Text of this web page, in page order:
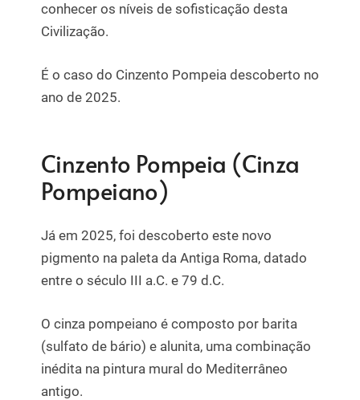
conhecer os níveis de sofisticação desta
Civilização.
É o caso do Cinzento Pompeia descoberto no
ano de 2025.
Cinzento Pompeia (Cinza
Pompeiano)
Já em 2025, foi descoberto este novo
pigmento na paleta da Antiga Roma, datado
entre o século III a.C. e 79 d.C.
O cinza pompeiano é composto por barita
(sulfato de bário) e alunita, uma combinação
inédita na pintura mural do Mediterrâneo
antigo.